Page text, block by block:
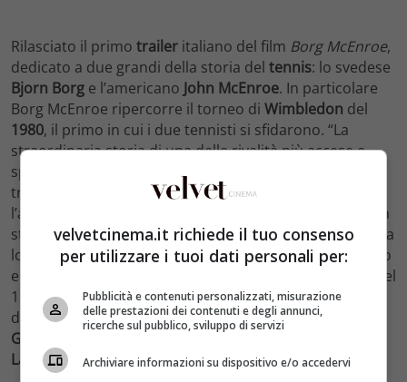
Rilasciato il primo trailer italiano del film Borg McEnroe,
dedicato a due grandi della storia del tennis: lo svedese
Bjorn Borg e l’americano John McEnroe. In particolare
Borg McEnroe ripercorre il torneo di Wimbledon del
1980, il primo in cui i due tennisti si sfidarono. “La
straordinaria storia di una delle rivalità più accese e
spettacolari della storia dello sport – si legge nella
trama ufficiale -, quella tra lo svedese Bjorn Borg e
l’americano
, due atleti che hanno fatto la
storia del tennismondiale. Due uomini molto diversi tra
loro, che si sono dati battaglia dentro e fuori dal campo
e che hanno dato vita alla mitica finale di Wimbledon del
1980″. A dare volto ai protagonisti due attori
d’eccezione: Bjorn Borg è interpretato daSverrir
Gudnason
, McEnroe invece è interpretato da
LaBeouf.
velvetcinema.it richiede il tuo consenso
per utilizzare i tuoi dati personali per:
Pubblicità e contenuti personalizzati, misurazione
delle prestazioni dei contenuti e degli annunci,
ricerche sul pubblico, sviluppo di servizi
Archiviare informazioni su dispositivo e/o accedervi